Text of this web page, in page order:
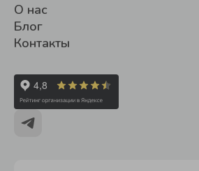
О нас
Блог
Контакты